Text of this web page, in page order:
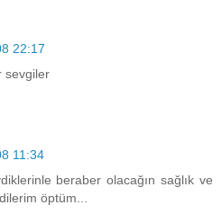
22:17
sevgiler
11:34
beraber olacağın sağlık ve
öptüm...